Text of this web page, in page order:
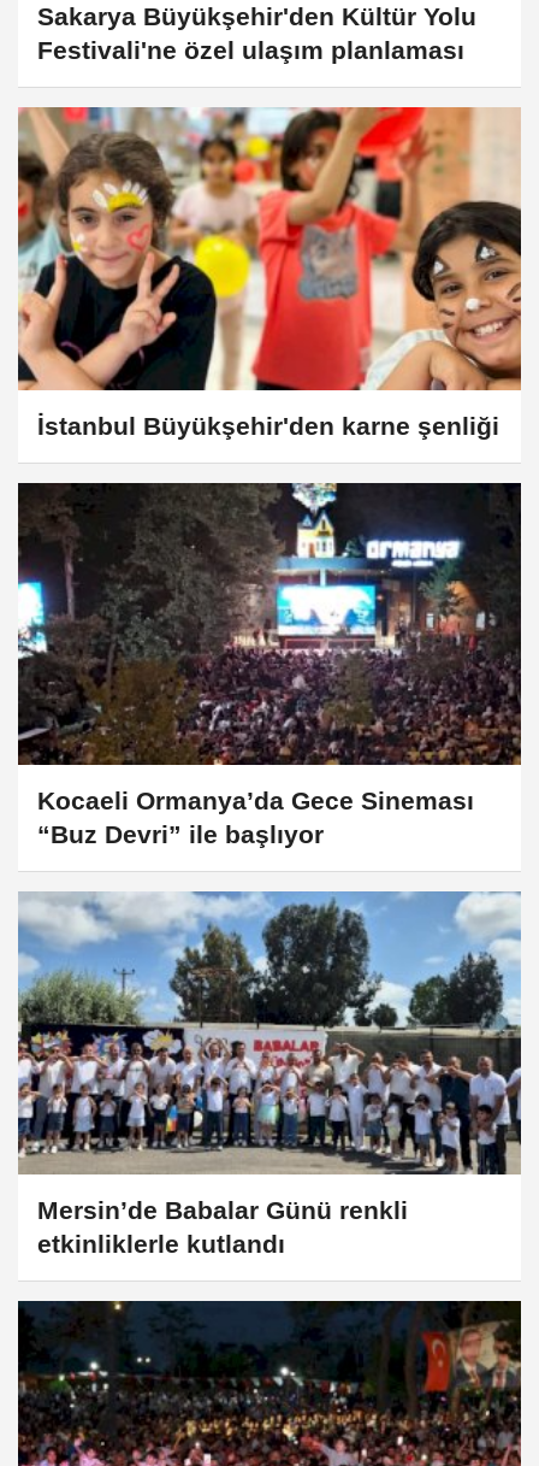
Sakarya Büyükşehir'den Kültür Yolu
Festivali'ne özel ulaşım planlaması
İstanbul Büyükşehir'den karne şenliği
Kocaeli Ormanya’da Gece Sineması
“Buz Devri” ile başlıyor
Mersin’de Babalar Günü renkli
etkinliklerle kutlandı